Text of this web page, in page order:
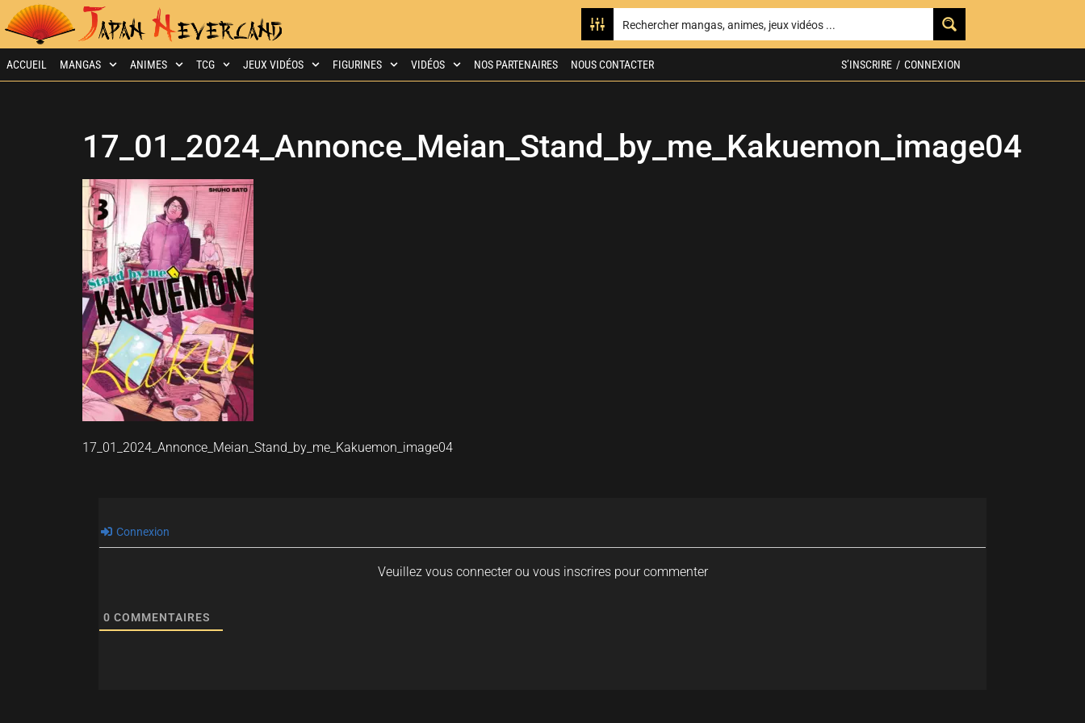
ACCUEIL MANGAS ANIMES TCG JEUX VIDÉOS FIGURINES VIDÉOS NOS PARTENAIRES NOUS CONTACTER S’INSCRIRE / CONNEXION
17_01_2024_Annonce_Meian_Stand_by_me_Kakuemon_image04
17_01_2024_Annonce_Meian_Stand_by_me_Kakuemon_image04
Connexion
Veuillez vous connecter ou vous inscrires pour commenter
0 COMMENTAIRES